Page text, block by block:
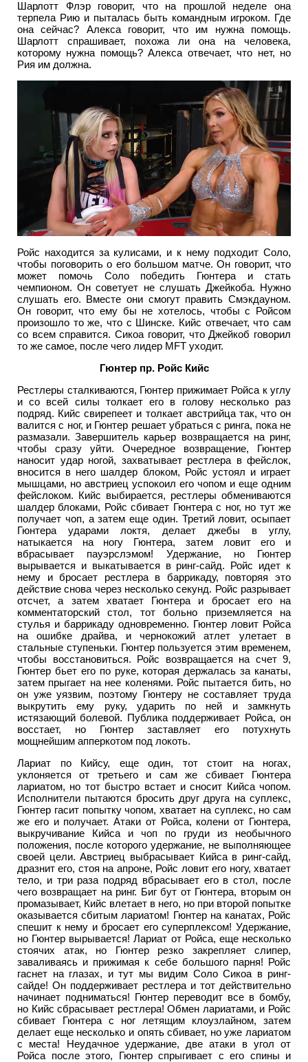
Шарлотт Флэр говорит, что на прошлой неделе она
терпела Рию и пыталась быть командным игроком. Где
она сейчас? Алекса говорит, что им нужна помощь.
Шарлотт спрашивает, похожа ли она на человека,
которому нужна помощь? Алекса отвечает, что нет, но
Рия им должна.
Ройс находится за кулисами, и к нему подходит Соло,
чтобы поговорить о его большом матче. Он говорит, что
может помочь Соло победить Гюнтера и стать
чемпионом. Он советует не слушать Джейкоба. Нужно
слушать его. Вместе они смогут править Смэкдауном.
Он говорит, что ему бы не хотелось, чтобы с Ройсом
произошло то же, что с Шинске. Кийс отвечает, что сам
со всем справится. Сикоа говорит, что Джейкоб говорил
то же самое, после чего лидер MFT уходит.
Гюнтер пр. Ройс Кийс
Рестлеры сталкиваются, Гюнтер прижимает Ройса к углу
и со всей силы толкает его в голову несколько раз
подряд. Кийс свирепеет и толкает австрийца так, что он
валится с ног, и Гюнтер решает убраться с ринга, пока не
размазали. Завершитель карьер возвращается на ринг,
чтобы сразу уйти. Очередное возвращение, Гюнтер
наносит удар ногой, захватывает рестлера в фейслок,
вносится в него шалдер блоком, Ройс устоял и играет
мышцами, но австриец успокоил его чопом и еще одним
фейслоком. Кийс выбирается, рестлеры обмениваются
шалдер блоками, Ройс сбивает Гюнтера с ног, но тут же
получает чоп, а затем еще один. Третий ловит, осыпает
Гюнтера ударами локтя, делает джебы в углу,
натыкается на ногу Гюнтера, затем ловит его и
вбрасывает пауэрслэмом! Удержание, но Гюнтер
вырывается и выкатывается в ринг-сайд. Ройс идет к
нему и бросает рестлера в баррикаду, повторяя это
действие снова через несколько секунд. Ройс разрывает
отсчет, а затем хватает Гюнтера и бросает его на
комментаторский стол, тот больно приземляется на
стулья и баррикаду одновременно. Гюнтер ловит Ройса
на ошибке драйва, и чернокожий атлет улетает в
стальные ступеньки. Гюнтер пользуется этим временем,
чтобы восстановиться. Ройс возвращается на счет 9,
Гюнтер бьет его по руке, которая держалась за канаты,
затем прыгает на нее коленями. Ройс пытается бить, но
он уже уязвим, поэтому Гюнтеру не составляет труда
выкрутить ему руку, ударить по ней и замкнуть
истязающий болевой. Публика поддерживает Ройса, он
восстает, но Гюнтер заставляет его потухнуть
мощнейшим апперкотом под локоть.
Лариат по Кийсу, еще один, тот стоит на ногах,
уклоняется от третьего и сам же сбивает Гюнтера
лариатом, но тот быстро встает и сносит Кийса чопом.
Исполнители пытаются бросить друг друга на суплекс,
Гюнтер гасит попытку чопом, хватает на суплекс, но сам
же его и получает. Атаки от Ройса, колени от Гюнтера,
выкручивание Кийса и чоп по груди из необычного
положения, после которого удержание, не выполняющее
своей цели. Австриец выбрасывает Кийса в ринг-сайд,
дразнит его, стоя на апроне, Ройс ловит его ногу, хватает
тело, и три раза подряд вбрасывает его в стол, после
чего возвращает на ринг. Биг бут от Гюнтера, вторым он
промазывает, Кийс влетает в него, но при второй попытке
оказывается сбитым лариатом! Гюнтер на канатах, Ройс
спешит к нему и бросает его суперплексом! Удержание,
но Гюнтер вырывается! Лариат от Ройса, еще несколько
стоячих атак, но Гюнтер резко закрепляет слипер,
заваливаясь и прижимая к себе большого парня! Ройс
гаснет на глазах, и тут мы видим Соло Сикоа в ринг-
сайде! Он поддерживает рестлера и тот действительно
начинает подниматься! Гюнтер переводит все в бомбу,
но Кийс сбрасывает рестлера! Обмен лариатами, и Ройс
сбивает Гюнтера с ног летящим клоузлайном, затем
делает еще несколько и опять сбивает, но уже лариатом
с места! Неудачное удержание, две атаки в угол от
Ройса после этого, Гюнтер спрыгивает с его спины и